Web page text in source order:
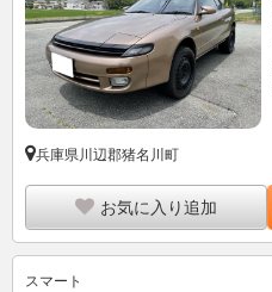
兵庫県川辺郡猪名川町
お気に入り追加
スマート